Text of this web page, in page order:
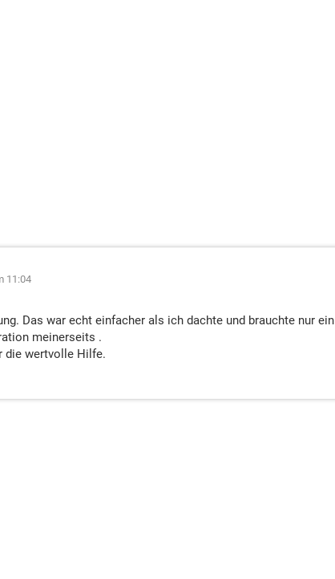
11:04
Das war echt einfacher als ich dachte und brauchte nur ein
meinerseits .
die wertvolle Hilfe.